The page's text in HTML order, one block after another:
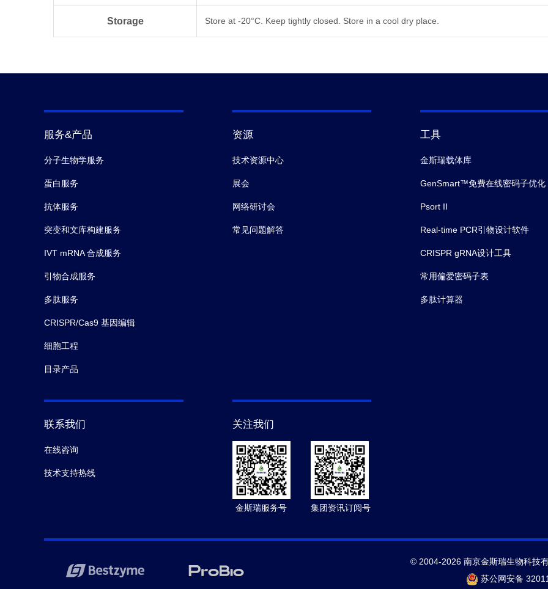
Storage Store at -20°C. Keep tightly closed. Store in a cool dry place.
服务&产品
分子生物学服务
蛋白服务
抗体服务
突变和文库构建服务
IVT mRNA 合成服务
引物合成服务
多肽服务
CRISPR/Cas9 基因编辑
细胞工程
目录产品
资源
技术资源中心
展会
网络研讨会
常见问题解答
工具
金斯瑞载体库
GenSmart™免费在线密码子优化
Psort II
Real-time PCR引物设计软件
CRISPR gRNA设计工具
常用偏爱密码子表
多肽计算器
联系我们
在线咨询
技术支持热线
关注我们
金斯瑞服务号 集团资讯订阅号
© 2004-2026 南京金斯瑞生物科技
苏公网安备